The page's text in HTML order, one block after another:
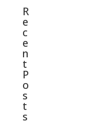
R
e
c
e
n
t
P
o
s
t
s